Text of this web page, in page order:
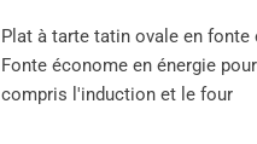
Plat à tarte tatin ovale en
Fonte économe en énergie
compris l'induction et le four